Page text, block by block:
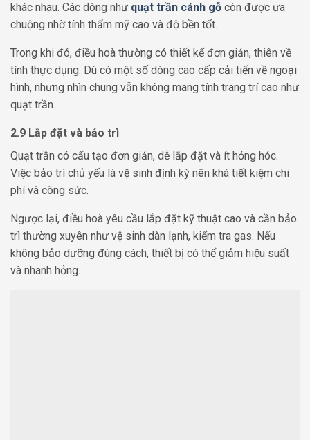
khác nhau. Các dòng như quạt trần cánh gỗ còn được ưa
chuộng nhờ tính thẩm mỹ cao và độ bền tốt.
Trong khi đó, điều hoà thường có thiết kế đơn giản, thiên về
tính thực dụng. Dù có một số dòng cao cấp cải tiến về ngoại
hình, nhưng nhìn chung vẫn không mang tính trang trí cao như
quạt trần.
2.9 Lắp đặt và bảo trì
Quạt trần có cấu tạo đơn giản, dễ lắp đặt và ít hỏng hóc.
Việc bảo trì chủ yếu là vệ sinh định kỳ nên khá tiết kiệm chi
phí và công sức.
Ngược lại, điều hoà yêu cầu lắp đặt kỹ thuật cao và cần bảo
trì thường xuyên như vệ sinh dàn lạnh, kiểm tra gas. Nếu
không bảo dưỡng đúng cách, thiết bị có thể giảm hiệu suất
và nhanh hỏng.